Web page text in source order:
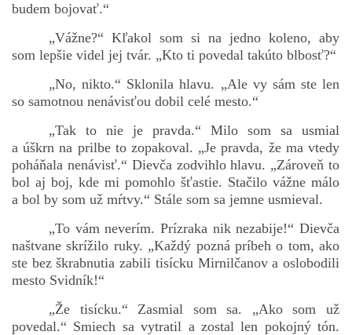
budem bojovať.“
„Vážne?“ Kľakol som si na jedno koleno, aby
som lepšie videl jej tvár. „Kto ti povedal takúto blbosť?“
„No, nikto.“ Sklonila hlavu. „Ale vy sám ste len
so samotnou nenávisťou dobil celé mesto.“
„Tak to nie je pravda.“ Milo som sa usmial
a úškrn na prilbe to zopakoval. „Je pravda, že ma vtedy
poháňala nenávisť.“ Dievča zodvihlo hlavu. „Zároveň to
bol aj boj, kde mi pomohlo šťastie. Stačilo vážne málo
a bol by som už mŕtvy.“ Stále som sa jemne usmieval.
„To vám neverím. Prízraka nik nezabije!“ Dievča
naštvane skrížilo ruky. „Každý pozná príbeh o tom, ako
ste bez škrabnutia zabili tisícku Mirnilčanov a oslobodili
mesto Svidník!“
„Že tisícku.“ Zasmial som sa. „Ako som už
povedal.“ Smiech sa vytratil a zostal len pokojný tón.